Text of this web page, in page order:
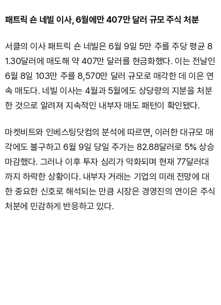
패트릭 숀 네빌 이사, 6월에만 407만 달러 규모 주식 처분
서클의 이사 패트릭 숀 네빌은 6월 9일 5만 주를 주당 평균 8
1.30달러에 매도해 약 407만 달러를 현금화했다. 이는 전날인
6월 8일 103만 주를 8,570만 달러 규모로 매각한 데 이은 연
속 매도다. 네빌 이사는 4월과 5월에도 상당량의 지분을 처분
한 것으로 알려져 지속적인 내부자 매도 패턴이 확인됐다.
마켓비트와 인베스팅닷컴의 분석에 따르면, 이러한 대규모 매
각에도 불구하고 6월 9일 당일 주가는 82.88달러로 5% 상승
마감했다. 그러나 이후 투자 심리가 악화되며 현재 77달러대
까지 하락한 상황이다. 내부자 거래는 기업의 미래 전망에 대
한 중요한 신호로 해석되는 만큼 시장은 경영진의 연이은 주식
처분에 민감하게 반응하고 있다.